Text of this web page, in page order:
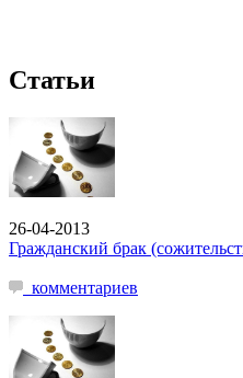
Статьи
26-04-2013
Гражданский брак
комментариев